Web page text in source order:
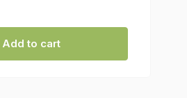
Add to cart